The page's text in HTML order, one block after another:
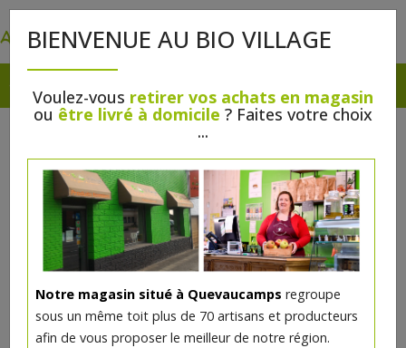
BIENVENUE AU BIO VILLAGE
Voulez-vous retirer vos achats en magasin
ou être livré à domicile ? Faites votre choix
...
Notre magasin situé à Quevaucamps regroupe
sous un même toit plus de 70 artisans et producteurs
afin de vous proposer le meilleur de notre région.